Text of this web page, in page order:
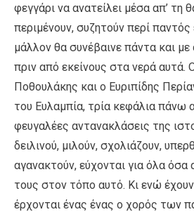
φεγγάρι να ανατείλει μέσα απ’ τη
περιμένουν, συζητούν περί
μάλλον θα συνέβαινε πάντα και
πριν από εκείνους στα νερά αυτά.
Ποθουλάκης και ο Ευριπίδης
του Ευλαμπία, τρία κεφάλια πάνω
φευγαλέες αντανακλάσεις της
δειλινού, μιλούν, σχολιάζουν,
αγανακτούν, εύχονται για όλα
τους στον τόπο αυτό. Κι ενώ
έρχονται ένας ένας ο χορός των